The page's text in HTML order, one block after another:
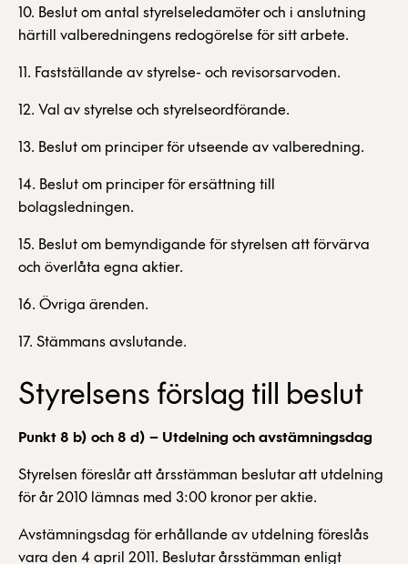
10. Beslut om antal styrelseledamöter och i anslutning
härtill valberedningens redogörelse för sitt arbete.
11. Fastställande av styrelse- och revisorsarvoden.
12. Val av styrelse och styrelseordförande.
13. Beslut om principer för utseende av valberedning.
14. Beslut om principer för ersättning till
bolagsledningen.
15. Beslut om bemyndigande för styrelsen att förvärva
och överlåta egna aktier.
16. Övriga ärenden.
17. Stämmans avslutande.
Styrelsens förslag till beslut
Punkt 8 b) och 8 d) – Utdelning och avstämningsdag
Styrelsen föreslår att årsstämman beslutar att utdelning
för år 2010 lämnas med 3:00 kronor per aktie.
Avstämningsdag för erhållande av utdelning föreslås
vara den 4 april 2011. Beslutar årsstämman enligt